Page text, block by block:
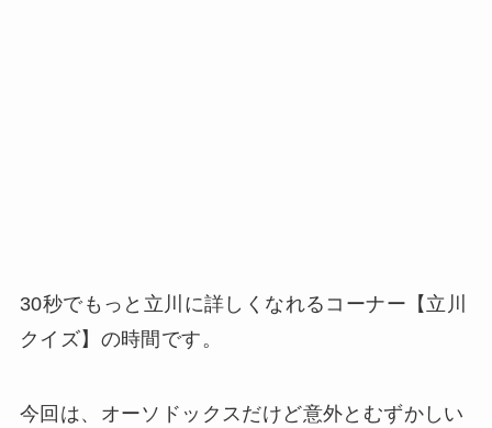
30秒でもっと立川に詳しくなれるコーナー【立川
クイズ】の時間です。
今回は、オーソドックスだけど意外とむずかしい